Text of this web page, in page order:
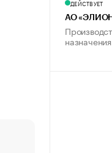
ДЕЙСТВУЕТ
АО